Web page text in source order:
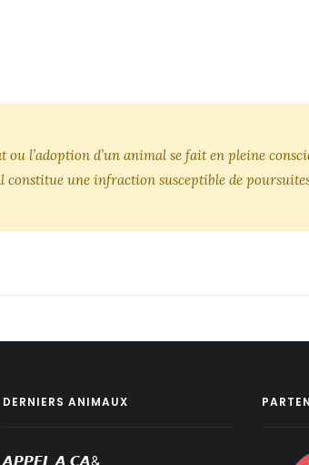
ou l’adoption d’un animal se fait en pleine
constitue une infraction susceptible de
DERNIERS ANIMAUX